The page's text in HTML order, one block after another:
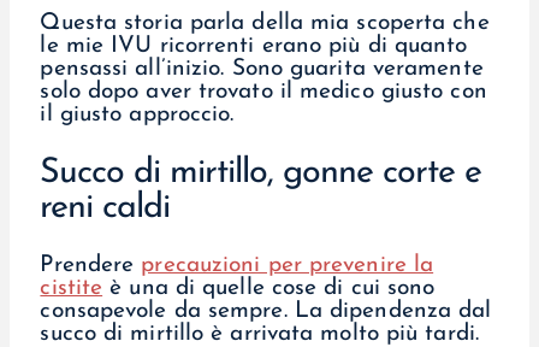
Questa storia parla della mia scoperta che
le mie IVU ricorrenti erano più di quanto
pensassi all’inizio. Sono guarita veramente
solo dopo aver trovato il medico giusto con
il giusto approccio.
Succo di mirtillo, gonne corte e
reni caldi
Prendere precauzioni per prevenire la
cistite è una di quelle cose di cui sono
consapevole da sempre. La dipendenza dal
succo di mirtillo è arrivata molto più tardi.